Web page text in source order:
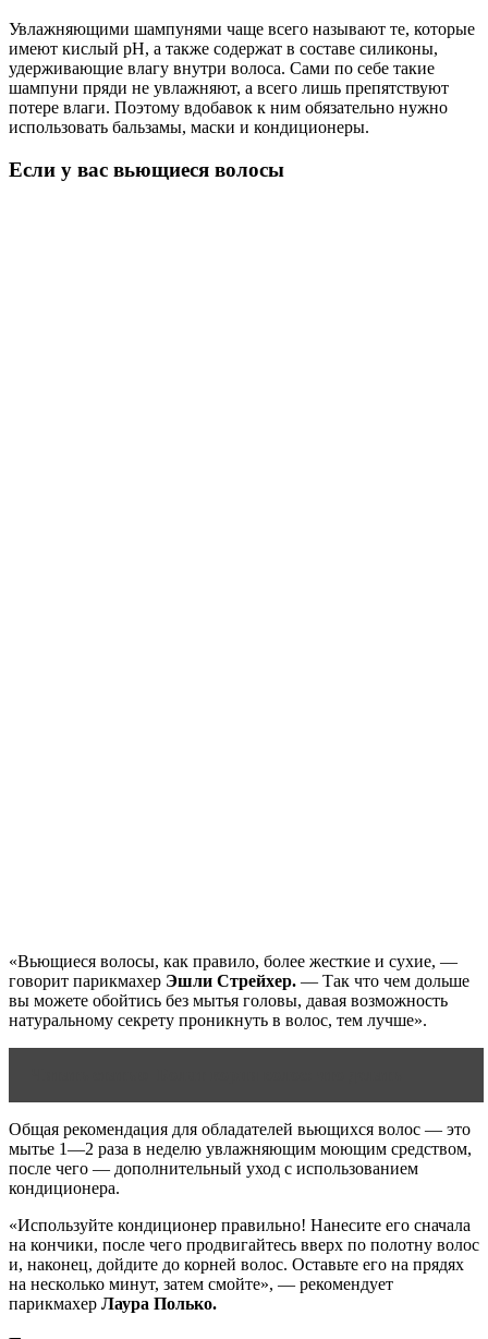
Увлажняющими шампунями чаще всего называют те, которые
имеют кислый pH, а также содержат в составе силиконы,
удерживающие влагу внутри волоса. Сами по себе такие
шампуни пряди не увлажняют, а всего лишь препятствуют
потере влаги. Поэтому вдобавок к ним обязательно нужно
использовать бальзамы, маски и кондиционеры.
Если у вас вьющиеся волосы
«Вьющиеся волосы, как правило, более жесткие и сухие, —
говорит парикмахер Эшли Стрейхер. — Так что чем дольше
вы можете обойтись без мытья головы, давая возможность
натуральному секрету проникнуть в волос, тем лучше».
Общая рекомендация для обладателей вьющихся волос — это
мытье 1—2 раза в неделю увлажняющим моющим средством,
после чего — дополнительный уход с использованием
кондиционера.
«Используйте кондиционер правильно! Нанесите его сначала
на кончики, после чего продвигайтесь вверх по полотну волос
и, наконец, дойдите до корней волос. Оставьте его на прядях
на несколько минут, затем смойте», — рекомендует
парикмахер Лаура Полько.